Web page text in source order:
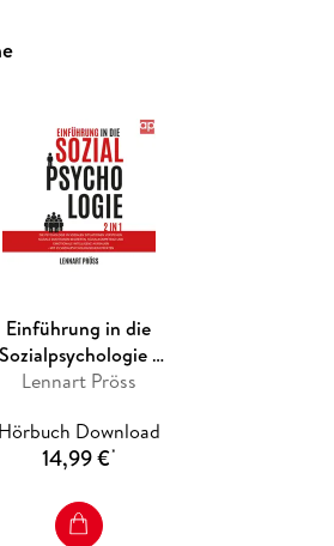
unser Verstand in die Irre führen
wir uns teilweise irrational
Handeln und Denken durch
Einführung in die
Sozialpsychologie -
2 in 1
Lennart Pröss
Hörbuch Download
14,99 €*